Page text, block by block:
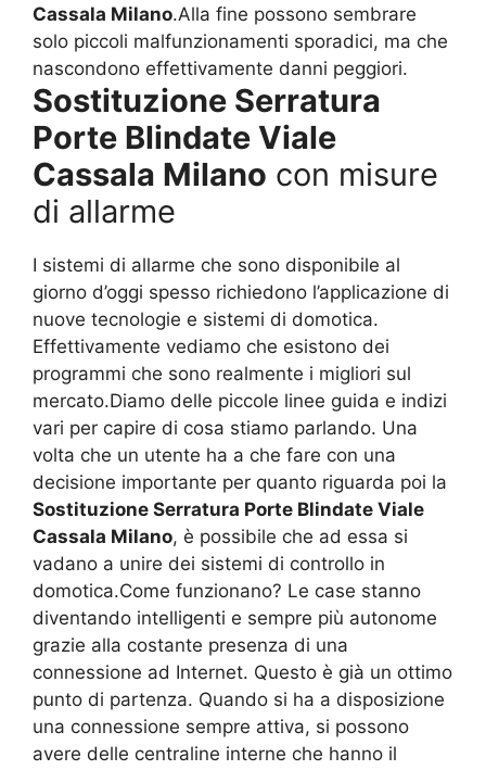
Cassala Milano.Alla fine possono sembrare
solo piccoli malfunzionamenti sporadici, ma che
nascondono effettivamente danni peggiori.
Sostituzione Serratura
Porte Blindate Viale
Cassala Milano con misure
di allarme
I sistemi di allarme che sono disponibile al
giorno d’oggi spesso richiedono l’applicazione di
nuove tecnologie e sistemi di domotica.
Effettivamente vediamo che esistono dei
programmi che sono realmente i migliori sul
mercato.Diamo delle piccole linee guida e indizi
vari per capire di cosa stiamo parlando. Una
volta che un utente ha a che fare con una
decisione importante per quanto riguarda poi la
Sostituzione Serratura Porte Blindate Viale
Cassala Milano, è possibile che ad essa si
vadano a unire dei sistemi di controllo in
domotica.Come funzionano? Le case stanno
diventando intelligenti e sempre più autonome
grazie alla costante presenza di una
connessione ad Internet. Questo è già un ottimo
punto di partenza. Quando si ha a disposizione
una connessione sempre attiva, si possono
avere delle centraline interne che hanno il